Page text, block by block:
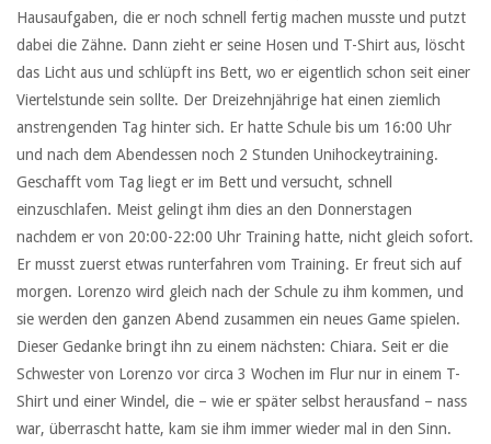
Hausaufgaben, die er noch schnell fertig machen musste und putzt
dabei die Zähne. Dann zieht er seine Hosen und T-Shirt aus, löscht
das Licht aus und schlüpft ins Bett, wo er eigentlich schon seit einer
Viertelstunde sein sollte. Der Dreizehnjährige hat einen ziemlich
anstrengenden Tag hinter sich. Er hatte Schule bis um 16:00 Uhr
und nach dem Abendessen noch 2 Stunden Unihockeytraining.
Geschafft vom Tag liegt er im Bett und versucht, schnell
einzuschlafen. Meist gelingt ihm dies an den Donnerstagen
nachdem er von 20:00-22:00 Uhr Training hatte, nicht gleich sofort.
Er musst zuerst etwas runterfahren vom Training. Er freut sich auf
morgen. Lorenzo wird gleich nach der Schule zu ihm kommen, und
sie werden den ganzen Abend zusammen ein neues Game spielen.
Dieser Gedanke bringt ihn zu einem nächsten: Chiara. Seit er die
Schwester von Lorenzo vor circa 3 Wochen im Flur nur in einem T-
Shirt und einer Windel, die – wie er später selbst herausfand – nass
war, überrascht hatte, kam sie ihm immer wieder mal in den Sinn.